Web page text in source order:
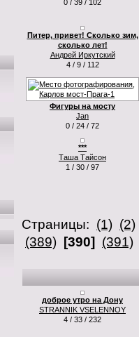
0 / 39 / 102
Питер, привет! Сколько зим,
сколько лет!
Андрей Иркутский
4 / 9 / 112
Фигуры на мосту
Jan
0 / 24 / 72
***
Таша Тайсон
1 / 30 / 97
Страницы: (1) (2)
(389)
[390] (391)
доброе утро на Дону
STRANNIK VSELENNOY
4 / 33 / 232